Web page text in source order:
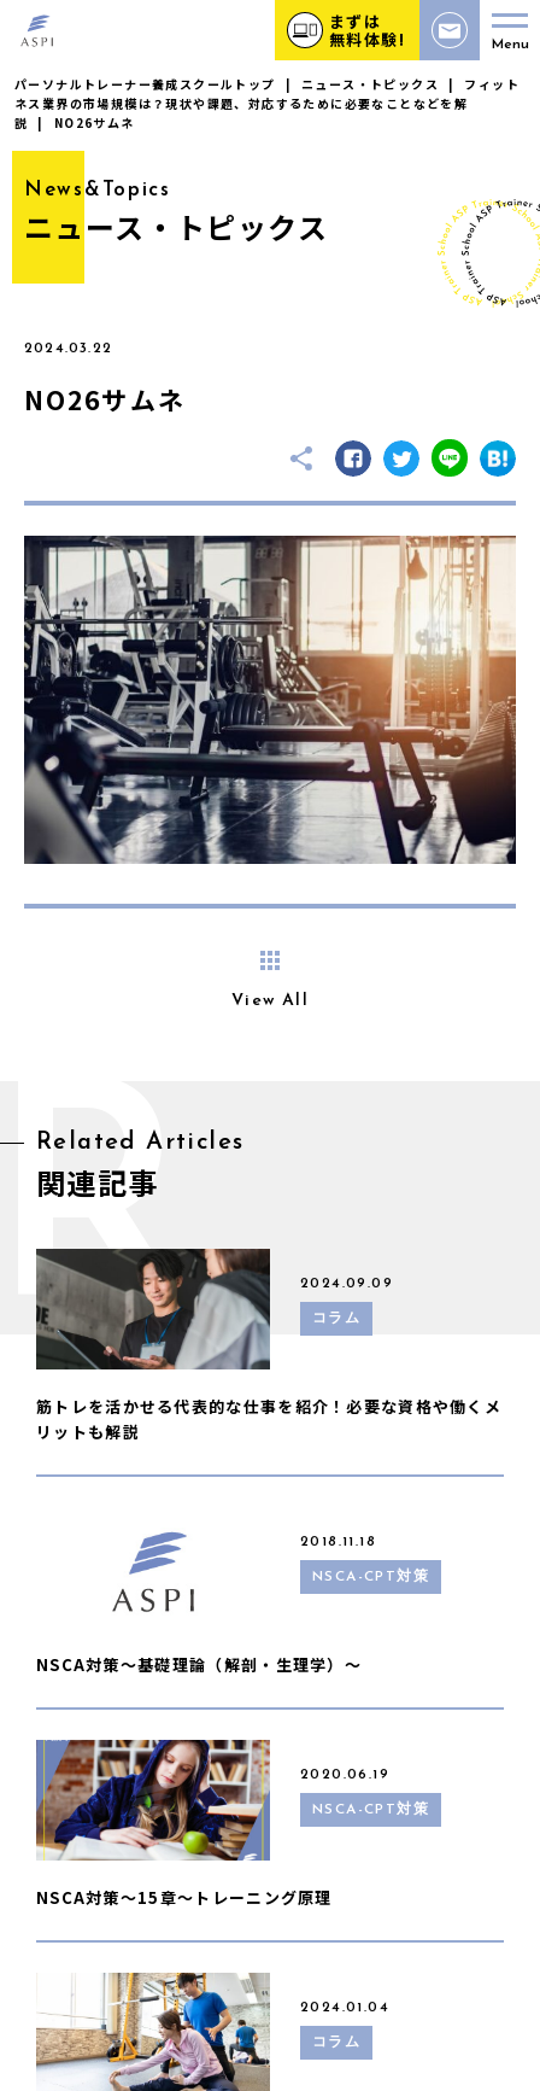
まずは
無料体験! Menu
パーソナルトレーナー養成スクールトップ | ニュース・トピックス |
フィット
ネス業界の市場規模は？現状や課題、対応するために必要なことなどを解
説
| NO26サムネ
News&Topics
ニュース・トピックス
2024.03.22
NO26サムネ
View All
Related Articles
関連記事
2024.09.09
コラム
筋トレを活かせる代表的な仕事を紹介！必要な資格や働くメ
リットも解説
2018.11.18
NSCA-CPT対策
NSCA対策〜基礎理論（解剖・生理学）〜
2020.06.19
NSCA-CPT対策
NSCA対策〜15章〜トレーニング原理
2024.01.04
コラム